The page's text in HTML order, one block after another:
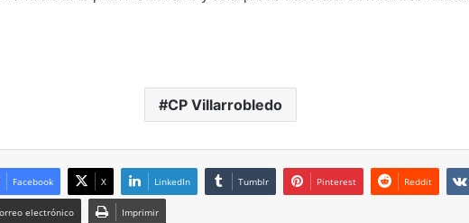
CP Villarrobledo
Facebook X LinkedIn Tumblr Pinterest Reddit
electrónico Imprimir